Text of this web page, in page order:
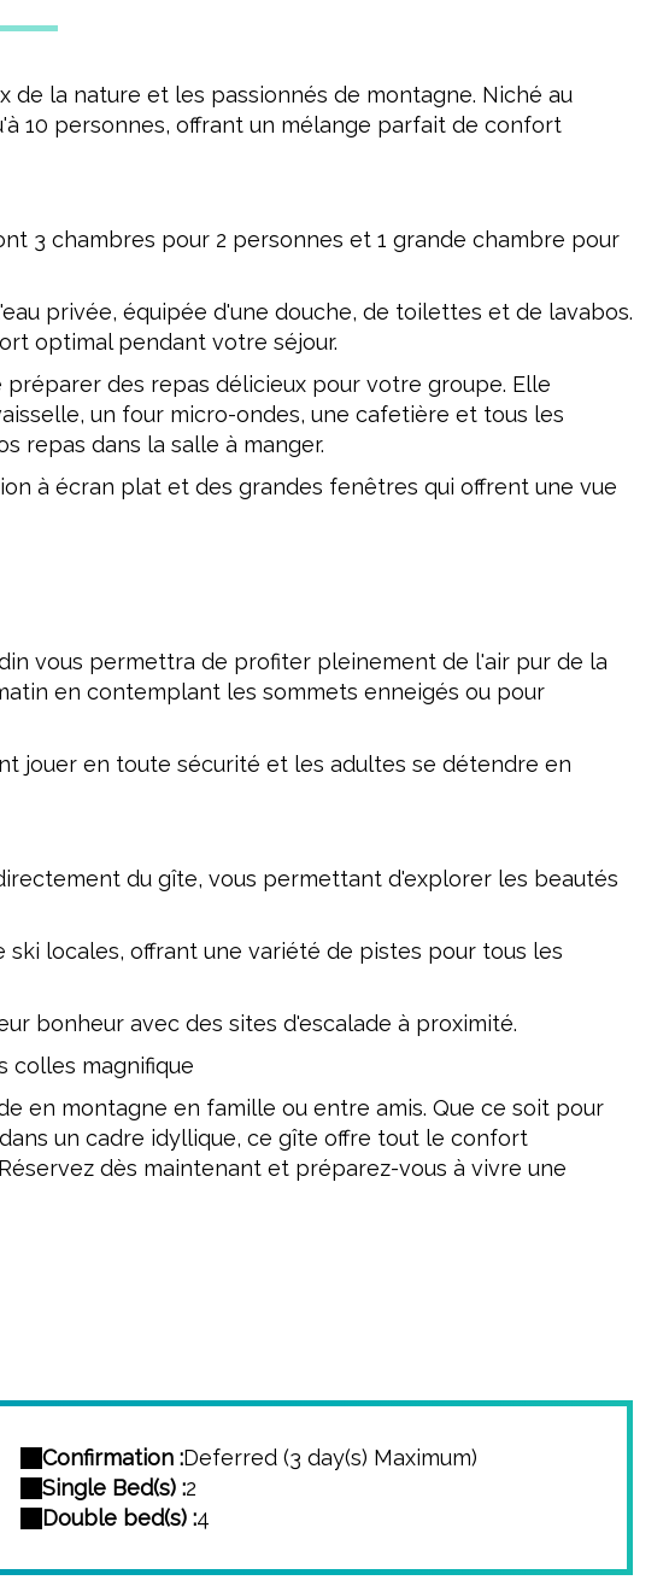
la nature et les passionnés de montagne. Niché au
10 personnes, offrant un mélange parfait de confort
3 chambres pour 2 personnes et 1 grande chambre pour
privée, équipée d'une douche, de toilettes et de lavabos.
optimal pendant votre séjour.
des repas délicieux pour votre groupe. Elle
un four micro-ondes, une cafetière et tous les
repas dans la salle à manger.
à écran plat et des grandes fenêtres qui offrent une vue
vous permettra de profiter pleinement de l'air pur de la
en contemplant les sommets enneigés ou pour
jouer en toute sécurité et les adultes se détendre en
du gîte, vous permettant d'explorer les beautés
ski locales, offrant une variété de pistes pour tous les
bonheur avec des sites d'escalade à proximité.
colles magnifique
en montagne en famille ou entre amis. Que ce soit pour
un cadre idyllique, ce gîte offre tout le confort
dès maintenant et préparez-vous à vivre une
Confirmation :Deferred (3 day(s) Maximum)
Single Bed(s) :2
Double bed(s) :4